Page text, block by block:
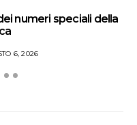
numeri speciali della
6, 2026